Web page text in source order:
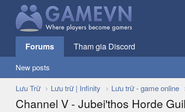
Forums Tham gia Discord
New posts
Lưu Trữ Lưu trữ | Infinity Lưu trữ - game online
Channel V - Jubei'thos Horde